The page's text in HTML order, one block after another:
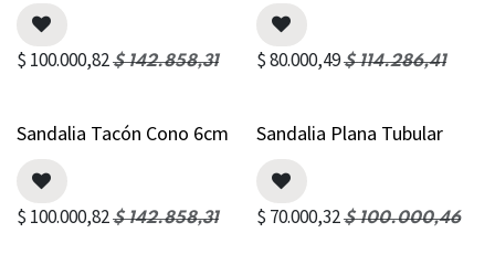
$ 100.000,82$142.858,31 $80.000,49$114.286,41
Sandalia Tacón Cono 6cm
$ 100.000,82$142.858,31
Sandalia Plana Tubular
$ 70.000,32$100.000,46